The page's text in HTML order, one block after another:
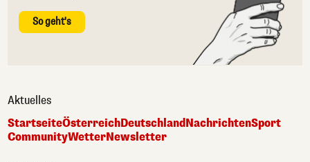
So geht's
Aktuelles
StartseiteÖsterreichDeutschlandNachrichtenSport
CommunityWetterNewsletter